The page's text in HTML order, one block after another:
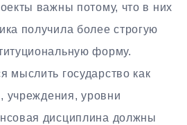
важны потому, что в них
получила более строгую
форму.
мыслить государство как
учреждения, уровни
дисциплина должны